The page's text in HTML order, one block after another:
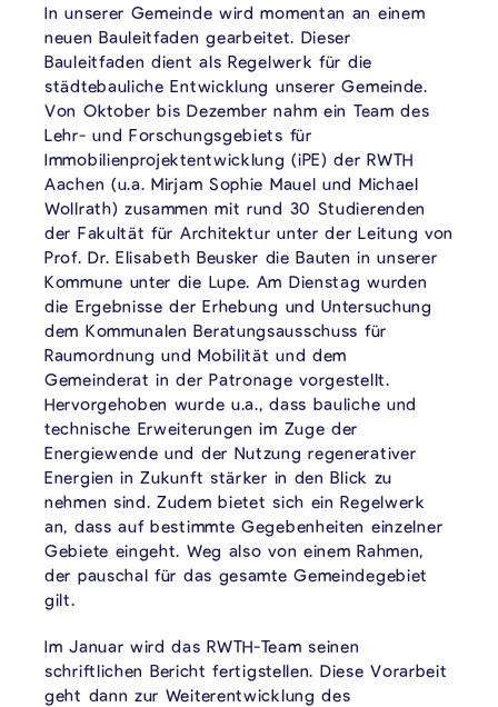
In unserer Gemeinde wird momentan an einem
neuen Bauleitfaden gearbeitet. Dieser
Bauleitfaden dient als Regelwerk für die
städtebauliche Entwicklung unserer Gemeinde.
Von Oktober bis Dezember nahm ein Team des
Lehr- und Forschungsgebiets für
Immobilienprojektentwicklung (iPE) der RWTH
Aachen (u.a. Mirjam Sophie Mauel und Michael
Wollrath) zusammen mit rund 30 Studierenden
der Fakultät für Architektur unter der Leitung von
Prof. Dr. Elisabeth Beusker die Bauten in unserer
Kommune unter die Lupe. Am Dienstag wurden
die Ergebnisse der Erhebung und Untersuchung
dem Kommunalen Beratungsausschuss für
Raumordnung und Mobilität und dem
Gemeinderat in der Patronage vorgestellt.
Hervorgehoben wurde u.a., dass bauliche und
technische Erweiterungen im Zuge der
Energiewende und der Nutzung regenerativer
Energien in Zukunft stärker in den Blick zu
nehmen sind. Zudem bietet sich ein Regelwerk
an, dass auf bestimmte Gegebenheiten einzelner
Gebiete eingeht. Weg also von einem Rahmen,
der pauschal für das gesamte Gemeindegebiet
gilt.
Im Januar wird das RWTH-Team seinen
schriftlichen Bericht fertigstellen. Diese Vorarbeit
geht dann zur Weiterentwicklung des